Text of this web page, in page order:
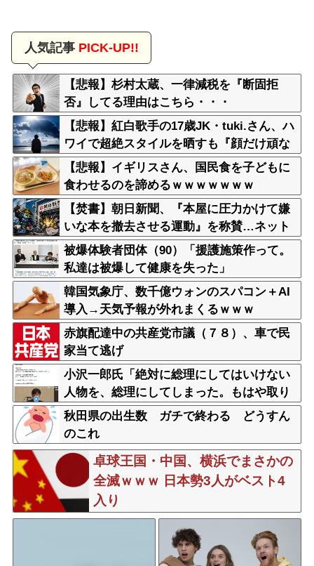
人気記事PICK-UP!!
【悲報】杉村太蔵、一律減税を『断固拒
否』してる理由はこちら・・・
【悲報】紅白歌手の17歳JK・tuki.さん、ハ
ワイで超絶スタイルを晒すも『顔だけ頑な
に隠す』ムーブを継続へｗｗｗｗ
【悲報】イギリスさん、国民食を子どもに
食わせるのを諦めるｗｗｗｗｗｗｗ
【焚書】朝日新聞、『本屋に圧力かけて嫌
いな本を撤去させる運動』を称賛…ネット
「これを肯定的に書くとか頭おかしいの
か」
被爆体験者団体（90）「援護施策作って。
私達は被爆して健康を失った」
韓国気象庁、数千億ウォンのスパコン＋AI
導入→天気予報が外れまくるｗｗｗ
赤旗配達中の共産党市議（７８）、車で民
家当て逃げ
小沢一郎氏「絶対に総理にしてはいけない
人物を、総理にしてしまった。もはや取り
返しがつかない」
秋田県の出生数 ガチで終わる どうすん
のこれ
卓球王国・中国、横浜でまさかの
全滅ｗｗｗ 日本勢3人がベスト4
入り